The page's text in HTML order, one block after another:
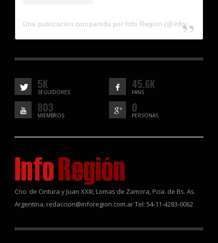
5K
SEGUIDORES
45.6K
FANS
803
MIEMBROS
0
PERSONAS
Cno. de Cintura y Juan XXIII, Lomas de Zamora, Pcia. de Bs. As.
Argentina. redaccion@inforegion.com.ar Tel: 54-11-4283-0062